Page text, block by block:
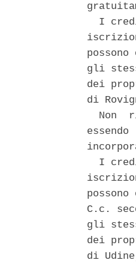
I
gli
dei
di
Non
I
C.c.
gli
dei
di